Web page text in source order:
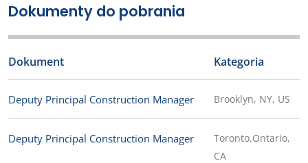
Dokumenty do pobrania
Dokument Kategoria
Deputy Principal Construction Manager Brooklyn, NY, US
Deputy Principal Construction Manager
Toronto,Ontario,
CA